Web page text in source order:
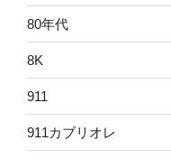
80年代
8K
911
911カブリオレ